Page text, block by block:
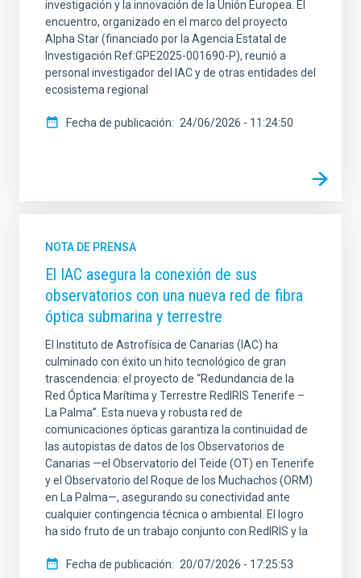
investigación y la innovación de la Unión Europea. El
encuentro, organizado en el marco del proyecto
Alpha Star (financiado por la Agencia Estatal de
Investigación Ref:GPE2025-001690-P), reunió a
personal investigador del IAC y de otras entidades del
ecosistema regional
Fecha de publicación 24/06/2026 - 11:24:50
NOTA DE PRENSA
El IAC asegura la conexión de sus
observatorios con una nueva red de fibra
óptica submarina y terrestre
El Instituto de Astrofísica de Canarias (IAC) ha
culminado con éxito un hito tecnológico de gran
trascendencia: el proyecto de “Redundancia de la
Red Óptica Marítima y Terrestre RedIRIS Tenerife –
La Palma”. Esta nueva y robusta red de
comunicaciones ópticas garantiza la continuidad de
las autopistas de datos de los Observatorios de
Canarias —el Observatorio del Teide (OT) en Tenerife
y el Observatorio del Roque de los Muchachos (ORM)
en La Palma—, asegurando su conectividad ante
cualquier contingencia técnica o ambiental. El logro
ha sido fruto de un trabajo conjunto con RedIRIS y la
Fecha de publicación 20/07/2026 - 17:25:53